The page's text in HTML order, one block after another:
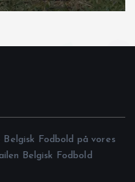
Fodbold på vores
Belgisk Fodbold